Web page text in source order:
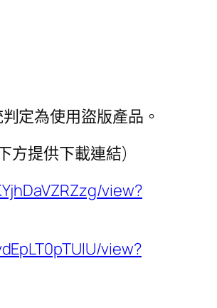
定為使用盜版產品。
方提供下載連結)
view?
view?